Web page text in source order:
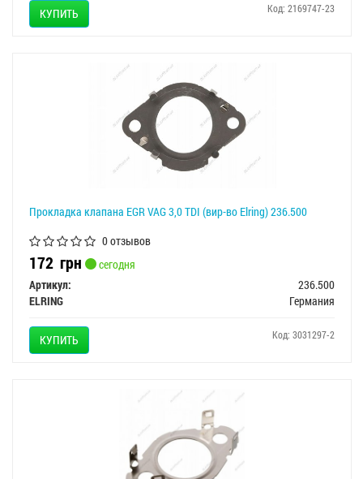
КУПИТЬ Код: 2169747-23
Прокладка клапана EGR VAG 3,0 TDI (вир-во Elring) 236.500
0 отзывов
172 грн
сегодня
Артикул:
236.500
ELRING
Германия
КУПИТЬ Код: 3031297-2